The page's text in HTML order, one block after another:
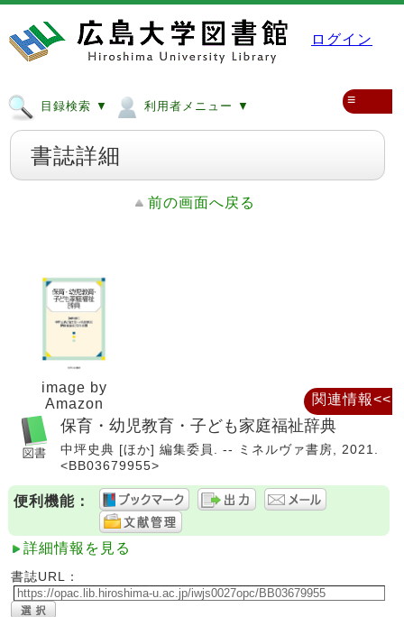
ログイン
目録検索 ▼ 利用者メニュー ▼ ≡
書誌詳細
前の画面へ戻る
image by
Amazon
保育・幼児教育・子ども家庭福祉辞典
中坪史典 [ほか] 編集委員. -- ミネルヴァ書房, 2021.
<BB03679955>
便利機能：
詳細情報を見る
書誌URL：
関連情報<<